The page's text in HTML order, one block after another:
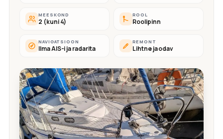
MEESKOND
2 (kuni 4)
ROOL
Roolipinn
NAVIGATSIOON
Ilma AIS-i ja radarita
REMONT
Lihtne ja odav